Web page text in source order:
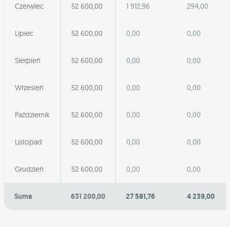
Czerwiec 52 600,00 1 912,96 294,00
Lipiec 52 600,00 0,00 0,00
Sierpień 52 600,00 0,00 0,00
Wrzesień 52 600,00 0,00 0,00
Październik 52 600,00 0,00 0,00
Listopad 52 600,00 0,00 0,00
Grudzień 52 600,00 0,00 0,00
Suma 631 200,00 27 581,76 4 239,00